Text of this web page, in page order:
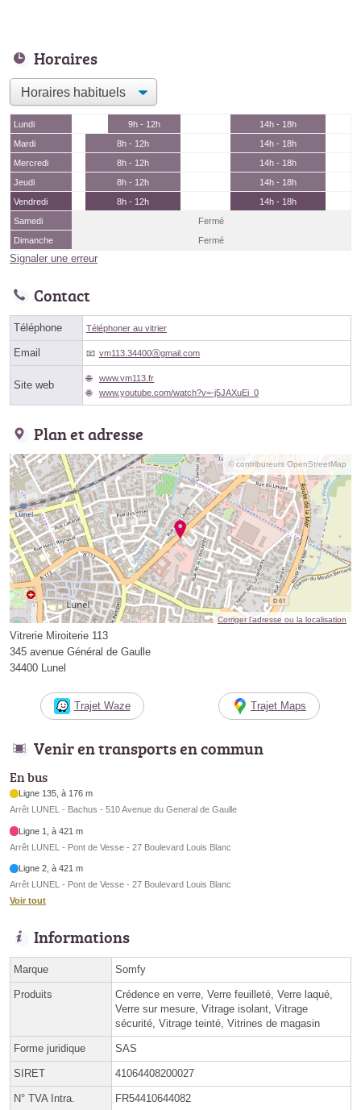
Horaires
Lundi 9h - 12h
14h - 18h
Mardi
8h - 12h
14h - 18h
Mercredi
8h - 12h
14h - 18h
Jeudi
8h - 12h
14h - 18h
Vendredi
8h - 12h
14h - 18h
Samedi
Fermé
Dimanche
Fermé
Signaler une erreur
Contact
Téléphone Téléphoner au vitrier
Email vm113.34400ⓐgmail.com
Site web
www.vm113.fr
www.youtube.com/watch?v=-j5JAXuEi_0
Plan et adresse
© contributeurs OpenStreetMap
Corriger l’adresse ou la localisation
Vitrerie Miroiterie 113
345 avenue Général de Gaulle
34400 Lunel
Trajet Waze Trajet Maps
Venir en transports en commun
En bus
Ligne 135, à 176 m
Arrêt LUNEL - Bachus - 510 Avenue du General de Gaulle
Ligne 1, à 421 m
Arrêt LUNEL - Pont de Vesse - 27 Boulevard Louis Blanc
Ligne 2, à 421 m
Arrêt LUNEL - Pont de Vesse - 27 Boulevard Louis Blanc
Voir tout
Informations
Marque Somfy
Produits
Crédence en verre, Verre feuilleté, Verre laqué,
Verre sur mesure, Vitrage isolant, Vitrage
sécurité, Vitrage teinté, Vitrines de magasin
Forme juridique SAS
SIRET 41064408200027
N° TVA Intra. FR54410644082